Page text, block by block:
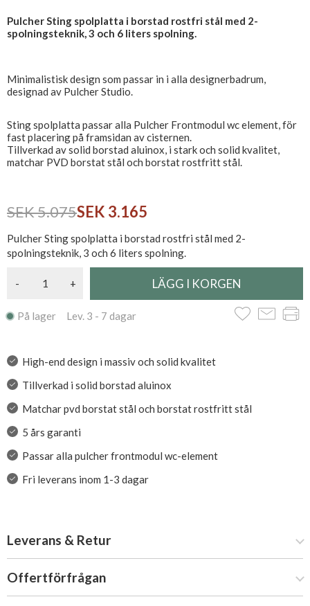
Pulcher Sting spolplatta i borstad rostfri stål med 2-
spolningsteknik, 3 och 6 liters spolning.
Minimalistisk design som passar in i alla designerbadrum,
designad av Pulcher Studio.
Sting spolplatta passar alla Pulcher Frontmodul wc element, för
fast placering på framsidan av cisternen.
Tillverkad av solid borstad aluinox, i stark och solid kvalitet,
matchar PVD borstat stål och borstat rostfritt stål.
SEK 5.075SEK 3.165
Pulcher Sting spolplatta i borstad rostfri stål med 2-
spolningsteknik, 3 och 6 liters spolning.
- +
På lager Lev. 3 - 7 dagar
High-end design i massiv och solid kvalitet
Tillverkad i solid borstad aluinox
Matchar pvd borstat stål och borstat rostfritt stål
5 års garanti
Passar alla pulcher frontmodul wc-element
Fri leverans inom 1-3 dagar
Leverans & Retur
Offertförfrågan